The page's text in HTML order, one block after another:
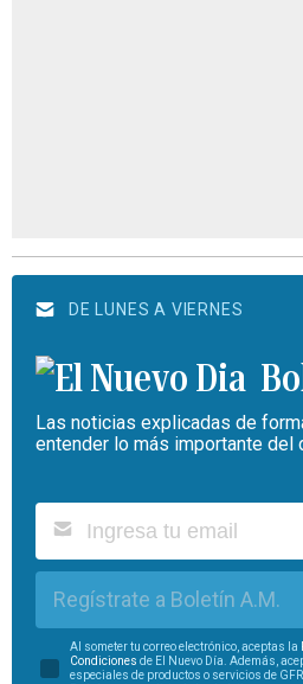
DE LUNES A VIERNES
Las noticias explicadas de
entender lo más importante del
Regístrate a Boletín A.M.
Al someter tu correo electrónico, aceptas la
Condiciones de El Nuevo Día. Además,
especiales de productos o servicios de